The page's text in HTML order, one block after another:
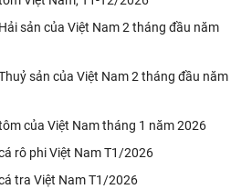
sản của Việt Nam 2 tháng đầu năm
sản của Việt Nam 2 tháng đầu năm
của Việt Nam tháng 1 năm 2026
rô phi Việt Nam T1/2026
tra Việt Nam T1/2026